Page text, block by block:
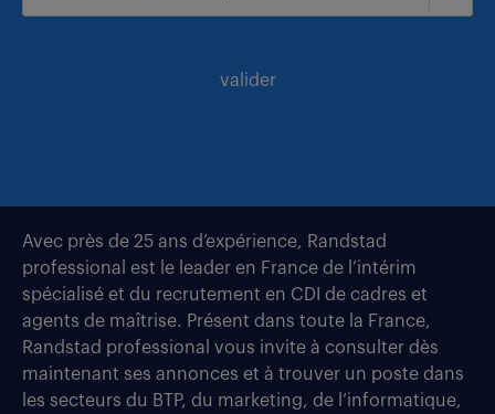
valider
Avec près de 25 ans d’expérience, Randstad
professional est le leader en France de l’intérim
spécialisé et du recrutement en CDI de cadres et
agents de maîtrise. Présent dans toute la France,
Randstad professional vous invite à consulter dès
maintenant ses annonces et à trouver un poste dans
les secteurs du BTP, du marketing, de l’informatique,